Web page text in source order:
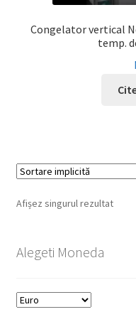
Congelator vertical
temp.
Afișez singurul rezultat
Alegeti Moneda